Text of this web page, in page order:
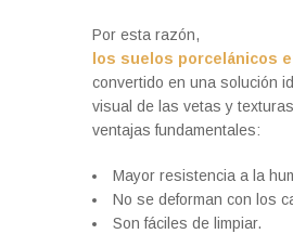
Por esta razón,
los suelos porcelánicos
convertido en una solución
visual de las vetas y
ventajas fundamentales:
Mayor resistencia a la
No se deforman con los
Son fáciles de limpiar.